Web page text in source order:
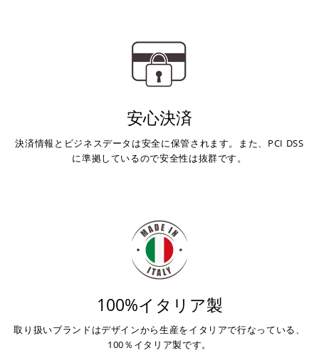
安心決済
決済情報とビジネスデータは安全に保管されます。また、PCI DSS
に準拠しているので安全性は抜群です。
100%イタリア製
取り扱いブランドはデザインから生産をイタリアで行なっている、
100％イタリア製です。